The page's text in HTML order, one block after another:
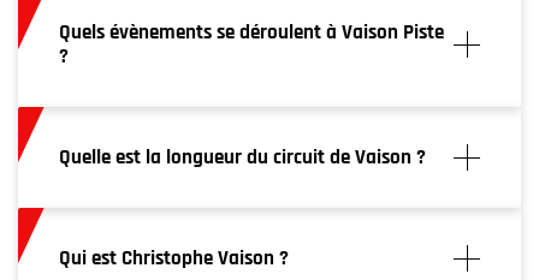
Quels évènements se déroulent à Vaison Piste
?
compétition. Les événements qui y sont organisés
sont principalement des stages de pilotage, des
événements pour entreprises.
Quelle est la longueur du circuit de Vaison ?
avec quatre virages à gauche, sept virages à droite
et un « pif-paf ». Les plus rapides peuvent boucler
Qui est Christophe Vaison ?